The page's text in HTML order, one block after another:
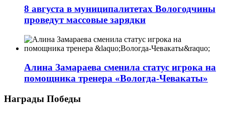
8 августа в муниципалитетах Вологодчины
проведут массовые зарядки
Алина Замараева сменила статус игрока на
помощника тренера «Вологда-Чевакаты»
Награды Победы